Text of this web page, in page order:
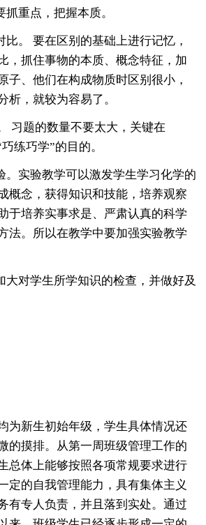
抓重点，把握本质。
比。 要在区别的基础上进行记忆，
，抓住事物的本质、概念特征，加
子、他们在构成物质时区别很小，
析，就较为容易了。
习题的数量不要太大，关键在
练巧学”的目的。
。实验教学可以激发学生学习化学的
概念，获得知识和技能，培养观察
于培养实事求是、严肃认真的科学
法。所以在教学中要加强实验教学
大对学生所学知识的检查，并做好及
为新生初始年级，学生具体情况还
的摸排。从第一周班级管理工作的
总体上能够按照各项常规要求进行
定的自我管理能力，具有集体主义
有专人负责，并且落到实处。通过